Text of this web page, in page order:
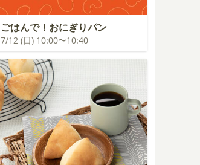
ごはんで！おにぎりパン
7/12 (日) 10:00〜10:40